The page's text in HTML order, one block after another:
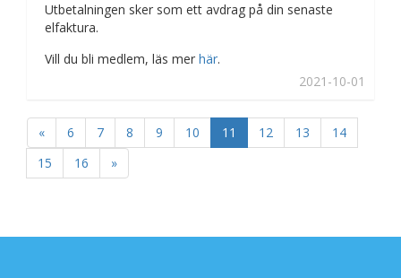
2021-10-01
Utbetalningen sker som ett avdrag på din senaste
elfaktura.
Vill du bli medlem, läs mer här.
« 6 7 8 9 10 11 12 13
14
15
16 »